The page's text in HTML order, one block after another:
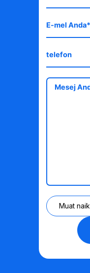
Muat naik